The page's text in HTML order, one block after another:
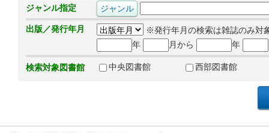
ジャンル指定
出版／発行年月
※発行年月の検索は雑誌のみ対
年
月から 年
検索対象図書館 中央図書館 西部図書館